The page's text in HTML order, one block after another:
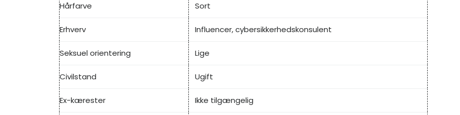
Hårfarve Sort
Erhverv Influencer, cybersikkerhedskonsulent
Seksuel orientering Lige
Civilstand Ugift
Ex-kærester Ikke tilgængelig